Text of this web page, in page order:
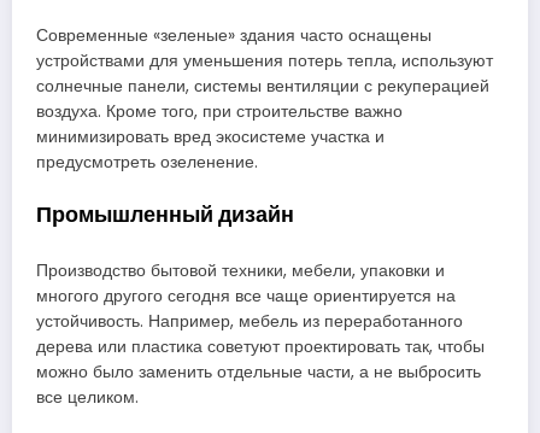
Современные «зеленые» здания часто оснащены
устройствами для уменьшения потерь тепла, используют
солнечные панели, системы вентиляции с рекуперацией
воздуха. Кроме того, при строительстве важно
минимизировать вред экосистеме участка и
предусмотреть озеленение.
Промышленный дизайн
Производство бытовой техники, мебели, упаковки и
многого другого сегодня все чаще ориентируется на
устойчивость. Например, мебель из переработанного
дерева или пластика советуют проектировать так, чтобы
можно было заменить отдельные части, а не выбросить
все целиком.